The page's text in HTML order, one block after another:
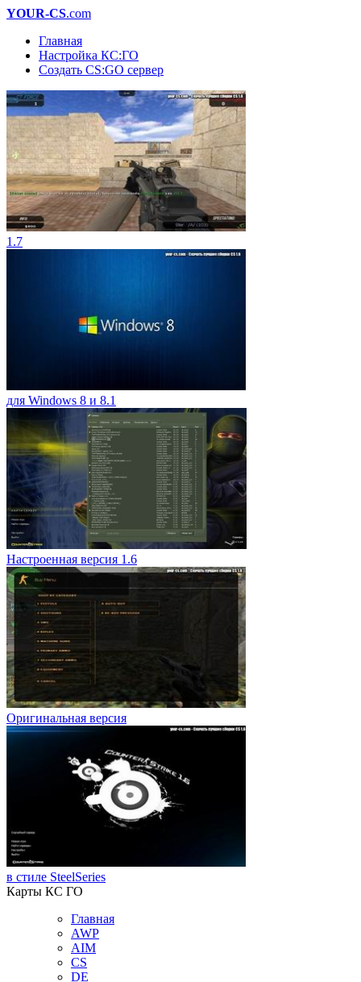
YOUR-CS.com
Главная
Настройка КС:ГО
Создать CS:GO сервер
1.7
для Windows 8 и 8.1
Настроенная версия 1.6
Оригинальная версия
в стиле SteelSeries
Карты КС ГО
Главная
AWP
AIM
СS
DE